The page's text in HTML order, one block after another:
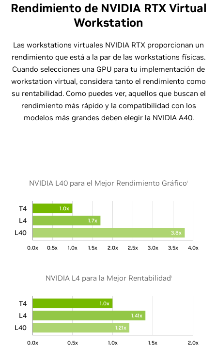
Rendimiento de NVIDIA RTX Virtual
Workstation
Las workstations virtuales NVIDIA RTX proporcionan un
rendimiento que está a la par de las workstations físicas.
Cuando selecciones una GPU para tu implementación de
workstation virtual, considera tanto el rendimiento como
su rentabilidad. Como puedes ver, aquellos que buscan el
rendimiento más rápido y la compatibilidad con los
modelos más grandes deben elegir la NVIDIA A40.
NVIDIA L40 para el Mejor Rendimiento Gráfico1
0.0x 0.5x 1.0x 1.5x 2.0x 2.5x 3.0x 3.5x 4.0x
1.0x
1.7x
3.8x
T4
L4
L40
NVIDIA L4 para la Mejor Rentabilidad1
0.0x 0.5x 1.0x 1.5x 2.0x
1.0x
1.41x
1.21x
T4
L4
L40